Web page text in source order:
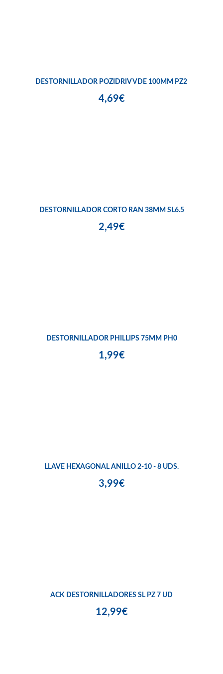
DESTORNILLADOR POZIDRIV VDE 100MM PZ2
4,69€
DESTORNILLADOR CORTO RAN 38MM SL6.5
2,49€
DESTORNILLADOR PHILLIPS 75MM PH0
1,99€
LLAVE HEXAGONAL ANILLO 2-10 - 8 UDS.
3,99€
ACK DESTORNILLADORES SL PZ 7 UD
12,99€